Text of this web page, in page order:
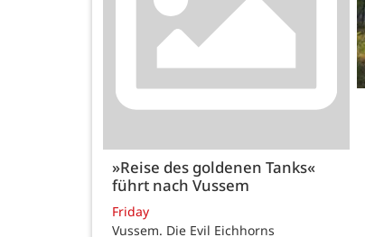
»Reise des goldenen Tanks«
führt nach Vussem
Friday
Vussem. Die Evil Eichhorns